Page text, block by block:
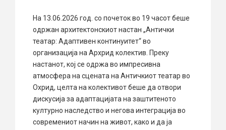
На 13.06.2026 год. со почеток во 19 часот беше
одржан архитектонскиот настан „Антички
театар: Адаптивен континуитет“ во
организација на Архрид колектив. Преку
настанот, кој се одржа во импресивна
атмосфера на сцената на Античкиот театар во
Охрид, целта на колективот беше да отвори
дискусија за адаптацијата на заштитеното
културно наследство и негова интеграција во
современиот начин на живот, како и да ја